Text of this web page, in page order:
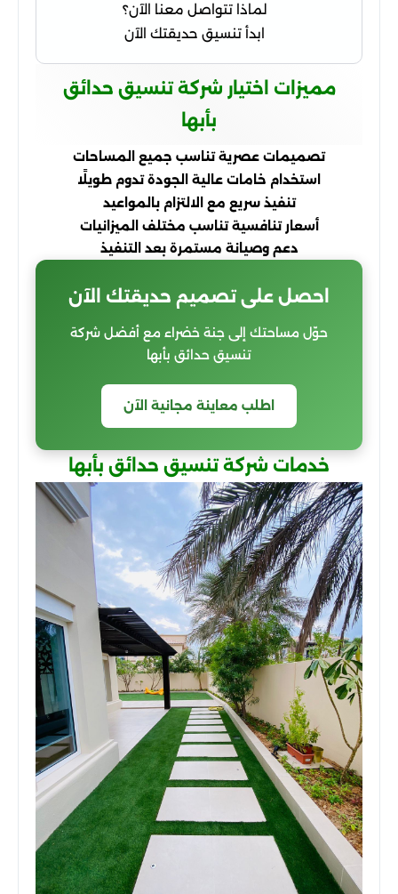
لماذا تتواصل معنا الآن؟
ابدأ تنسيق حديقتك الآن
مميزات اختيار شركة تنسيق حدائق
بأبها
تصميمات عصرية تناسب جميع المساحات
استخدام خامات عالية الجودة تدوم طويلًا
تنفيذ سريع مع الالتزام بالمواعيد
أسعار تنافسية تناسب مختلف الميزانيات
دعم وصيانة مستمرة بعد التنفيذ
احصل على تصميم حديقتك الآن
حوّل مساحتك إلى جنة خضراء مع أفضل شركة
تنسيق حدائق بأبها
اطلب معاينة مجانية الآن
خدمات شركة تنسيق حدائق بأبها